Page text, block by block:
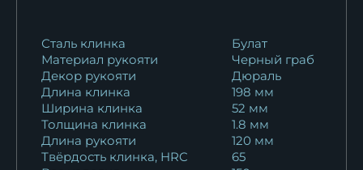
Сталь клинка
Булат
Материал рукояти
Черный граб
Декор рукояти
Дюраль
Длина клинка
198 мм
Ширина клинка
52 мм
Толщина клинка
1.8 мм
Длина рукояти
120 мм
Твёрдость клинка, HRC
65